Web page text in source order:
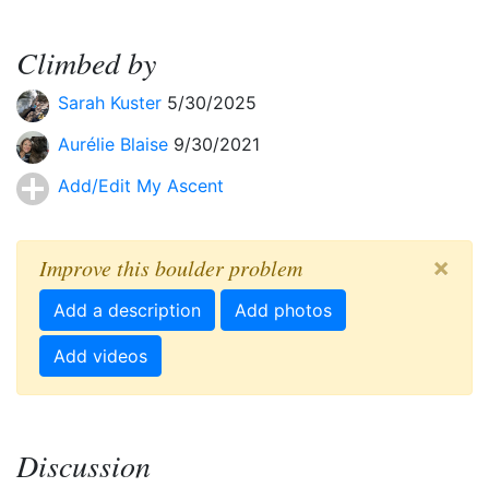
Climbed by
Sarah Kuster 5/30/2025
Aurélie Blaise 9/30/2021
Add/Edit My Ascent
Improve this boulder problem ×
Add a description Add photos
Add videos
Discussion